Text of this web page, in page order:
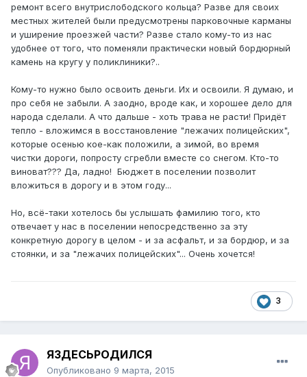
ремонт всего внутрислободского кольца? Разве для своих
местных жителей были предусмотрены парковочные карманы
и уширение проезжей части? Разве стало кому-то из нас
удобнее от того, что поменяли практически новый бордюрный
камень на кругу у поликлиники?..
Кому-то нужно было освоить деньги. Их и освоили. Я думаю, и
про себя не забыли. А заодно, вроде как, и хорошее дело для
народа сделали. А что дальше - хоть трава не расти! Придёт
тепло - вложимся в восстановление "лежачих полицейских",
которые осенью кое-как положили, а зимой, во время
чистки дороги, попросту сгребли вместе со снегом. Кто-то
виноват??? Да, ладно! Бюджет в поселении позволит
вложиться в дорогу и в этом году...
Но, всё-таки хотелось бы услышать фамилию того, кто
отвечает у нас в поселении непосредственно за эту
конкретную дорогу в целом - и за асфальт, и за бордюр, и за
стоянки, и за "лежачих полицейских"... Очень хочется!
3
ЯЗДЕСЬРОДИЛСЯ
Опубликовано 9 марта, 2015